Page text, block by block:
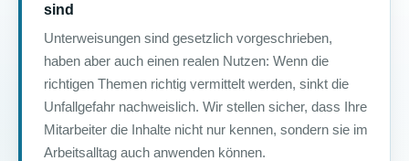
sind
Unterweisungen sind gesetzlich vorgeschrieben,
haben aber auch einen realen Nutzen: Wenn die
richtigen Themen richtig vermittelt werden, sinkt die
Unfallgefahr nachweislich. Wir stellen sicher, dass Ihre
Mitarbeiter die Inhalte nicht nur kennen, sondern sie im
Arbeitsalltag auch anwenden können.